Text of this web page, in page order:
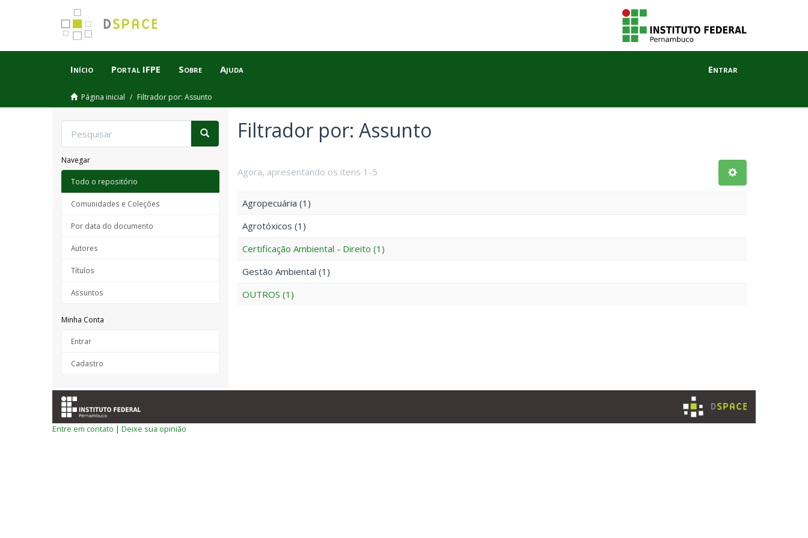
Início Portal IFPE Sobre Ajuda Entrar
Página inicial Filtrador por: Assunto
Navegar
Todo o repositório
Comunidades e Coleções
Por data do documento
Autores
Títulos
Assuntos
Minha Conta
Entrar
Cadastro
Filtrador por: Assunto
Agora, apresentando os itens 1-5
Agropecuária (1)
Agrotóxicos (1)
Certificação Ambiental - Direito (1)
Gestão Ambiental (1)
OUTROS (1)
Entre em contato | Deixe sua opinião